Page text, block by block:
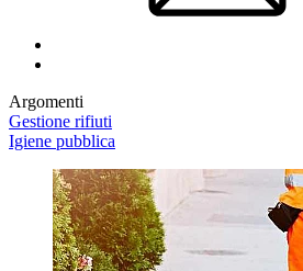
Argomenti
Gestione rifiuti
Igiene pubblica